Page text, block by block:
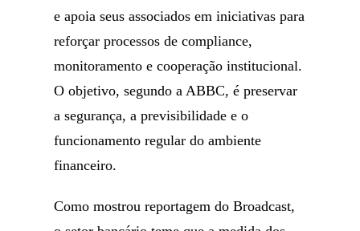
e apoia seus associados em iniciativas para
reforçar processos de compliance,
monitoramento e cooperação institucional.
O objetivo, segundo a ABBC, é preservar
a segurança, a previsibilidade e o
funcionamento regular do ambiente
financeiro.
Como mostrou reportagem do Broadcast,